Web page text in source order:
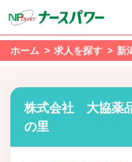
ホーム 求人を探す 新
株式会社 大協薬
の里